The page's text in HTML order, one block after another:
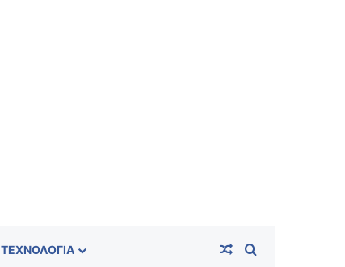
ΤΕΧΝΟΛΟΓΊΑ Random Article